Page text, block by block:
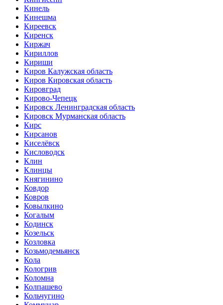
Кинель
Кинешма
Киреевск
Киренск
Киржач
Кириллов
Кириши
Киров Калужская область
Киров Кировская область
Кировград
Кирово-Чепецк
Кировск Ленинградская область
Кировск Мурманская область
Кирс
Кирсанов
Киселёвск
Кисловодск
Клин
Клинцы
Княгинино
Ковдор
Ковров
Ковылкино
Когалым
Кодинск
Козельск
Козловка
Козьмодемьянск
Кола
Кологрив
Коломна
Колпашево
Кольчугино